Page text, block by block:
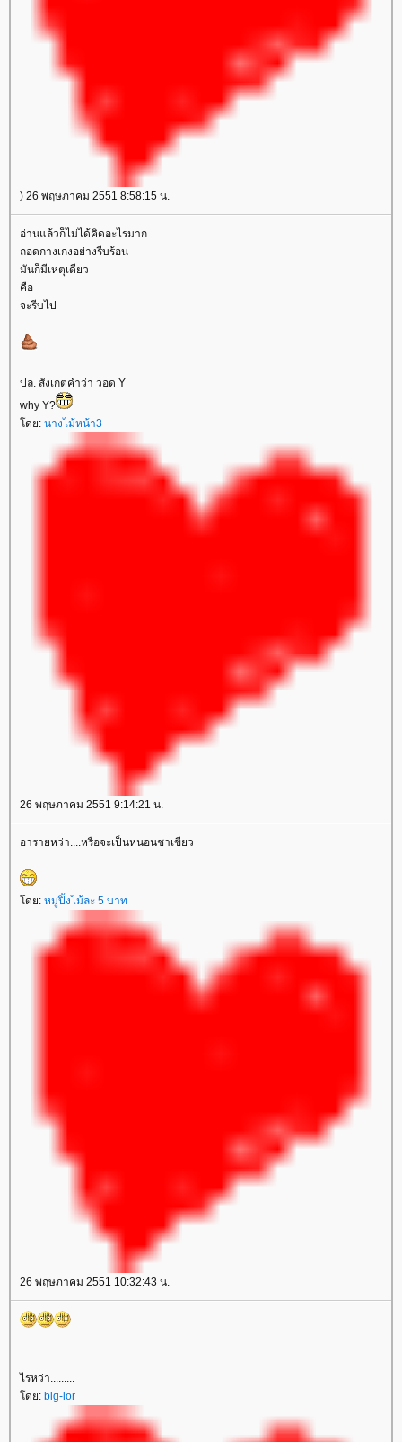
) 26 พฤษภาคม 2551 8:58:15 น.
อ่านแล้วก็ไม่ได้คิดอะไรมาก
ถอดกางเกงอย่างรีบร้อน
มันก็มีเหตุเดียว
คือ
จะรีบไป
ปล. สังเกตคำว่า วอด Y
why Y?
โดย: นางไม้หน้า3
26 พฤษภาคม 2551 9:14:21 น.
อารายหว่า....หรือจะเป็นหนอนชาเขียว
โดย: หมูปิ้งไม้ละ 5 บาท
26 พฤษภาคม 2551 10:32:43 น.
ไรหว่า.........
โดย: big-lor